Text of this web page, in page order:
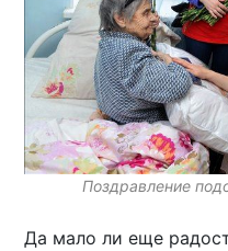
Поздравление
Да мало ли еще